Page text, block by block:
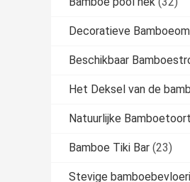
Decoratieve
Beschikbaar
Het Deksel van de
Natuurlijke
Bamboe Tiki Bar (23)
Stevige